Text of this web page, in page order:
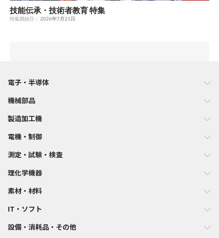
技能伝承・技術者教育 特集
特集開始日： 2026年7月21日
電子・半導体
機械部品
製造加工機
電機・制御
測定・試験・検査
理化学機器
素材・材料
IT・ソフト
設備・消耗品・その他